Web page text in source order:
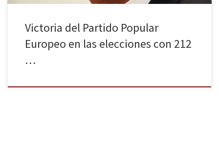
Victoria del Partido Popular
Europeo en las elecciones con 212
…